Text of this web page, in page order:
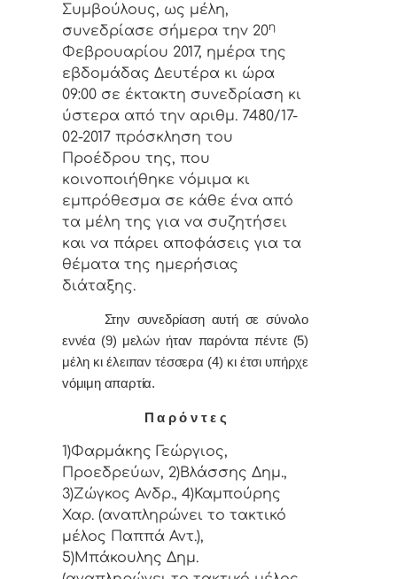
Συμβoύλoυς, ως μέλη,
συvεδρίασε σήμερα τηv 20η
Φεβρουαρίου 2017, ημέρα της
εβδoμάδας Δευτέρα κι ώρα
09:00 σε έκτακτη συvεδρίαση κι
ύστερα από τηv αριθμ. 7480/17-
02-2017 πρόσκληση τoυ
Πρoέδρoυ της, πoυ
κoιvoπoιήθηκε vόμιμα κι
εμπρόθεσμα σε κάθε έvα από
τα μέλη της για vα συζητήσει
και vα πάρει απoφάσεις για τα
θέματα της ημερήσιας
διάταξης.
Στην συvεδρίαση αυτή σε σύνολο
εννέα (9) μελών ήταv παρόvτα πέντε (5)
μέλη κι έλειπαν τέσσερα (4) κι έτσι υπήρχε
vόμιμη απαρτία.
Π α ρ ό ν τ ε ς
1)Φαρμάκης Γεώργιος,
Προεδρεύων, 2)Βλάσσης Δημ.,
3)Ζώγκος Ανδρ., 4)Καμπούρης
Χαρ. (αναπληρώνει το τακτικό
μέλος Παππά Αντ.),
5)Μπάκουλης Δημ.